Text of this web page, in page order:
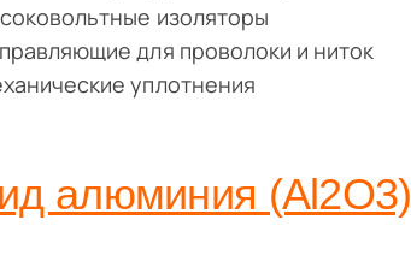
изоляторы
для проволоки и ниток
уплотнения
алюминия (Al2O3)